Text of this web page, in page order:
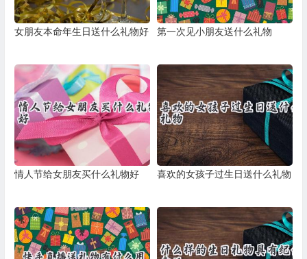
女朋友本命年生日送什么礼物好 第一次见小朋友送什么礼物
情人节给女朋友买什么礼物好 喜欢的女孩子过生日送什么礼物